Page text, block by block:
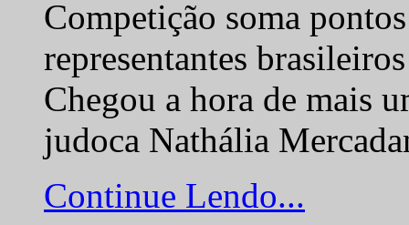
Competição soma
representantes
Chegou a hora de mais
judoca Nathália
Continue Lendo...